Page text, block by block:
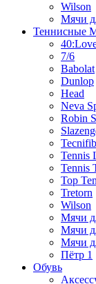
Wilson
Мячи
Теннисные
7/6
Babolat
Dunlop
Head
Neva
Robin
Tennis
Tennis
Top
Tretorn
Wilson
Мячи
Мячи
Мячи
Пётр 1
Обувь